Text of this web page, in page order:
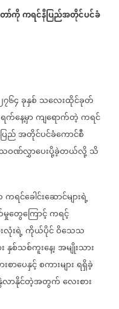
ာ်ကိုကရင်နီပြည်အတိုင်ပင်ခံ
၇၆၄ခုနှစ် သလေးထိုင်ခုတ်
ရက်နေ့မှာကျရောက်တဲ့ကရင်
ြည်အတိုင်ပင်ခံကောင်စီ
သဝဏ်လွှာပေးပို့ခဲ့တယ်လို့သိ
ကရင်ခေါင်းဆောင်များရဲ့
တွေကြောင့်ကရင့်
လုံးရဲ့ကိုယ်ပိုင်ဝိသေသ
နှစ်သစ်ကူးနေ့၊အမျိုးသား
စာပေနှင့်စကားများရရှိခဲ့
လာနိုင်တဲ့အတွက်လေးစား